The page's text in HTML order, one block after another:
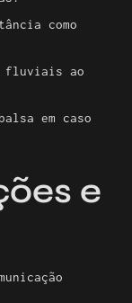
como
fluviais ao
em caso
e